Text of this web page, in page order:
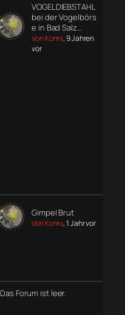
VOGELDIEBSTAHL
bei der Vogelbörs
e in Bad Salz…
Von Konni, 9 Jahren
vor
Gimpel Brut
Von Konni, 1 Jahr vor
Das Forum ist leer.